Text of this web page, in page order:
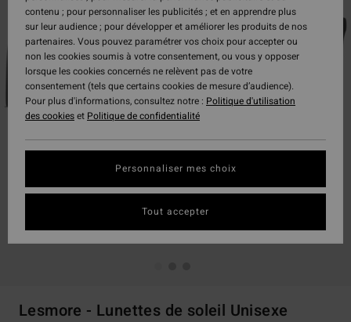
Lesmore - Lunettes de soleil Unisexe
contenu ; pour personnaliser les publicités ; et en apprendre plus
sur leur audience ; pour développer et améliorer les produits de nos
partenaires. Vous pouvez paramétrer vos choix pour accepter ou
non les cookies soumis à votre consentement, ou vous y opposer
lorsque les cookies concernés ne relèvent pas de votre
consentement (tels que certains cookies de mesure d’audience).
Pour plus d'informations, consultez notre : Politique d'utilisation
des cookieset Politique de confidentialité
Personnaliser mes choix
Tout accepter